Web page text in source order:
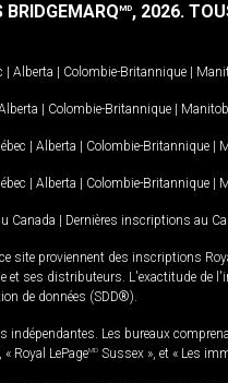
MD, 2026.
| Alberta | Colombie-Britannique |
| Colombie-Britannique |
| Alberta | Colombie-Britannique |
| Alberta | Colombie-Britannique |
Canada | Dernières inscriptions au
site proviennent des inscriptions
et ses distributeurs. L'exactitude de
de données (SDD®).
indépendantes. Les bureaux
Royal LePageMD Sussex », et « Les